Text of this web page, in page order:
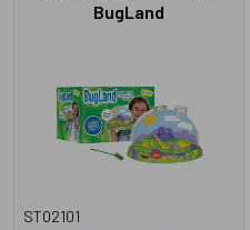
BugLand
ST02101